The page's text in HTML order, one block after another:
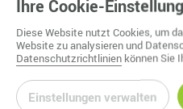
Nah dran am
Neuigkeiten
Ihre Cookie-
DieseWebsite nutzt Cookies, um
Websitezu analysieren und
Datenschutzrichtlinien können Sie
Einstellungen verwalten